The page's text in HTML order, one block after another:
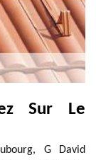
Sur Le
G David